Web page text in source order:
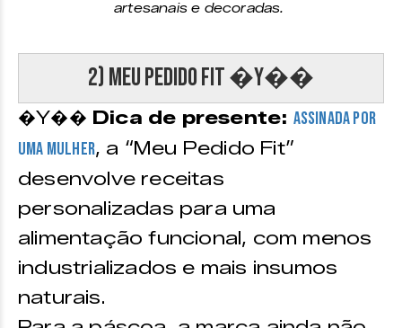
artesanais e decoradas.
2) Meu Pedido Fit �Y��
�Y�� Dica de presente: Assinada por
uma mulher, a “Meu Pedido Fit”
desenvolve receitas
personalizadas para uma
alimentação funcional, com menos
industrializados e mais insumos
naturais.